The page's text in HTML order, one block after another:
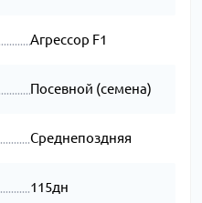
Агрессор F1
Посевной (семена)
Среднепоздняя
115дн